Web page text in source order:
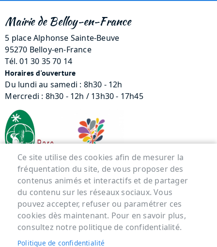
Mairie de Belloy-en-France
5 place Alphonse Sainte-Beuve
95270 Belloy-en-France
Tél. 01 30 35 70 14
Horaires d'ouverture
Du lundi au samedi : 8h30 - 12h
Mercredi : 8h30 - 12h / 13h30 - 17h45
Menu Pied de page
ACCUEIL
MENTIONS LÉGALES
Ce site utilise des cookies afin de mesurer la
fréquentation du site, de vous proposer des
contenus animés et interactifs et de partager
du contenu sur les réseaux sociaux. Vous
pouvez accepter, refuser ou paramétrer ces
cookies dès maintenant. Pour en savoir plus,
consultez notre politique de confidentialité.
Politique de confidentialité